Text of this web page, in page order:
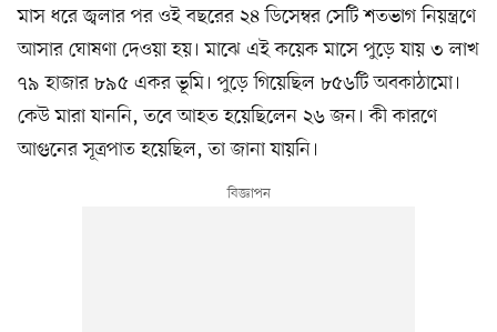
মাস ধরে জ্বলার পর ওই বছরের ২৪ ডিসেম্বর সেটি শতভাগ নিয়ন্ত্রণে
আসার ঘোষণা দেওয়া হয়। মাঝে এই কয়েক মাসে পুড়ে যায় ৩ লাখ
৭৯ হাজার ৮৯৫ একর ভূমি। পুড়ে গিয়েছিল ৮৫৬টি অবকাঠামো।
কেউ মারা যাননি, তবে আহত হয়েছিলেন ২৬ জন। কী কারণে
আগুনের সূত্রপাত হয়েছিল, তা জানা যায়নি।